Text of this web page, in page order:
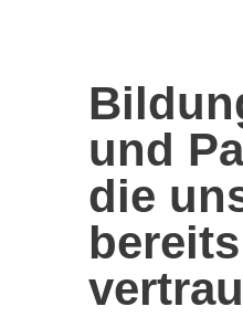
und
die
bereits